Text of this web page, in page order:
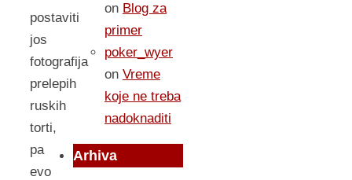
postaviti
jos
fotografija
prelepih
ruskih
torti,
pa
evo
on Blog za
primer
poker_wyer
on Vreme
koje ne treba
nadoknaditi
Arhiva